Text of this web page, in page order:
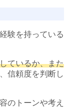
験を持っている
ているか、また
信頼度を判断し
のトーンや考え